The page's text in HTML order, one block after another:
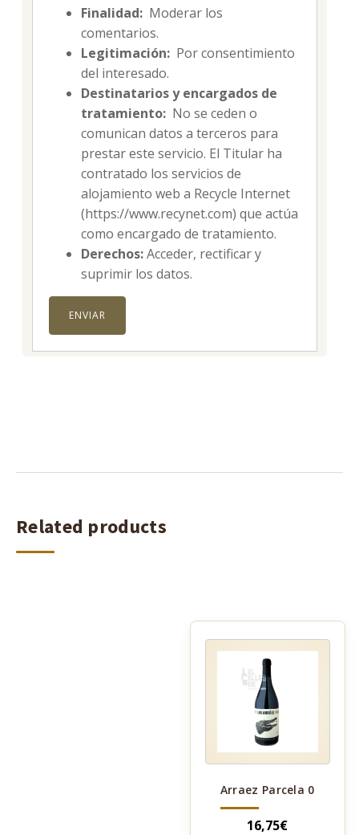
Finalidad: Moderar los
comentarios.
Legitimación: Por consentimiento
del interesado.
Destinatarios y encargados de
tratamiento: No se ceden o
comunican datos a terceros para
prestar este servicio. El Titular ha
contratado los servicios de
alojamiento web a Recycle Internet
(https://www.recynet.com) que actúa
como encargado de tratamiento.
Derechos:Acceder, rectificar y
suprimir los datos.
Related products
Arraez Parcela 0
16,75€